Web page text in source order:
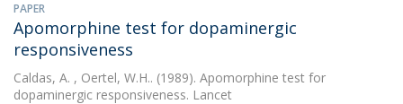
PAPER
Apomorphine test for dopaminergic
responsiveness
Caldas, A. , Oertel, W.H.. (1989). Apomorphine test for
dopaminergic responsiveness. Lancet